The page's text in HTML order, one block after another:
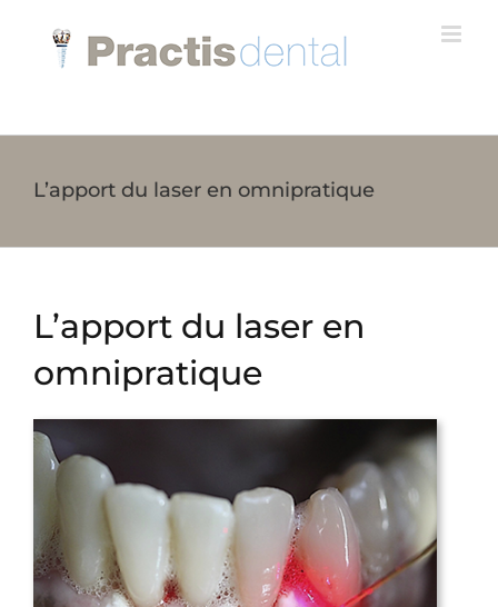
L’apport du laser en omnipratique
L’apport du laser en
omnipratique